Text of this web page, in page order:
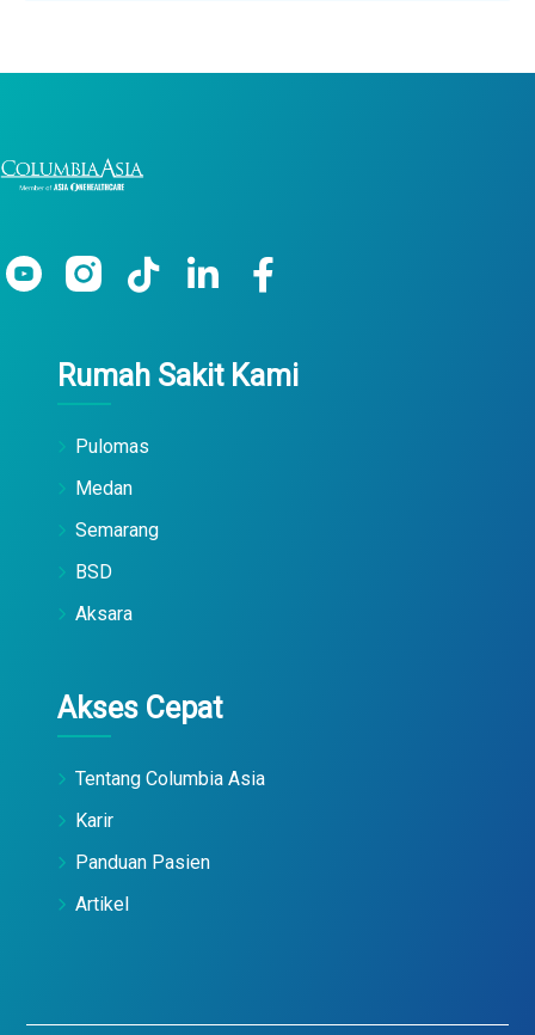
Rumah Sakit Kami
Pulomas
Medan
Semarang
BSD
Aksara
Akses Cepat
Tentang Columbia Asia
Karir
Panduan Pasien
Artikel